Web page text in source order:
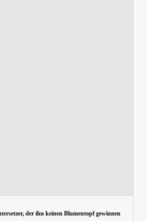
der ihn keinen Blumentopf gewinnen